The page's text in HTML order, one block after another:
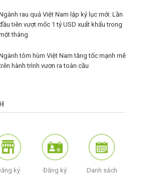
rau quả Việt Nam lập kỷ lục mới: Lần
tiên vượt mốc 1 tỷ USD xuất khẩu trong
tháng
tôm hùm Việt Nam tăng tốc mạnh mẽ
hành trình vươn ra toàn cầu
ký
Đăng ký
Danh sách